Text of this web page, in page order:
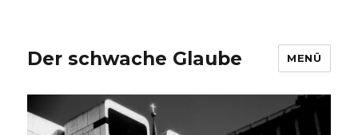
Der schwache Glaube MENÜ